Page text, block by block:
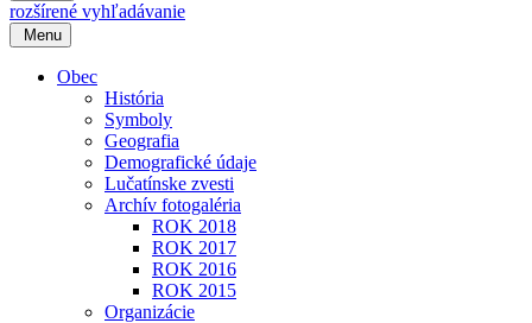
rozšírené vyhľadávanie
Menu
Obec
História
Symboly
Geografia
Demografické údaje
Lučatínske zvesti
Archív fotogaléria
ROK 2018
ROK 2017
ROK 2016
ROK 2015
Organizácie